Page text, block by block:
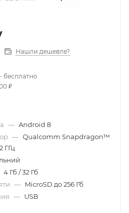
Нашли дешевле?
бесплатно
₽
— Android 8
— Qualcomm Snapdragon™
ГГц
4 Гб / 32 Гб
— MicroSD до 256 Гб
— USB